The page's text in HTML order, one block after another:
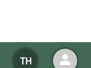
TH
ชุด